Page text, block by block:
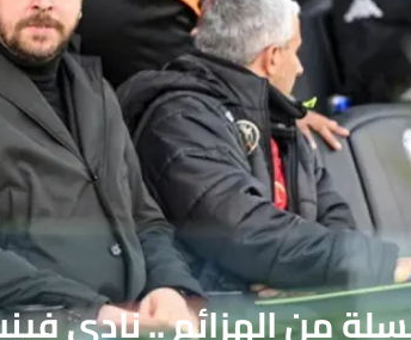
من الهزائم .. نادي